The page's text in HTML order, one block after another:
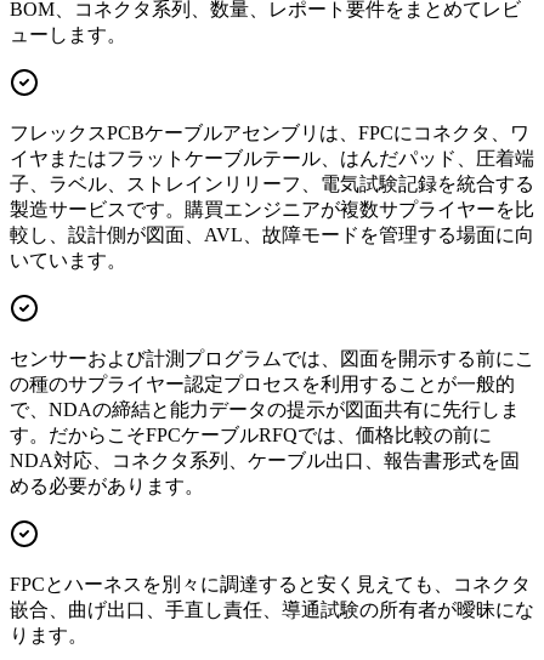
BOM、コネクタ系列、数量、レポート要件をまとめてレビ
ューします。
フレックスPCBケーブルアセンブリは、FPCにコネクタ、ワ
イヤまたはフラットケーブルテール、はんだパッド、圧着端
子、ラベル、ストレインリリーフ、電気試験記録を統合する
製造サービスです。購買エンジニアが複数サプライヤーを比
較し、設計側が図面、AVL、故障モードを管理する場面に向
いています。
センサーおよび計測プログラムでは、図面を開示する前にこ
の種のサプライヤー認定プロセスを利用することが一般的
で、NDAの締結と能力データの提示が図面共有に先行しま
す。だからこそFPCケーブルRFQでは、価格比較の前に
NDA対応、コネクタ系列、ケーブル出口、報告書形式を固
める必要があります。
FPCとハーネスを別々に調達すると安く見えても、コネクタ
嵌合、曲げ出口、手直し責任、導通試験の所有者が曖昧にな
ります。